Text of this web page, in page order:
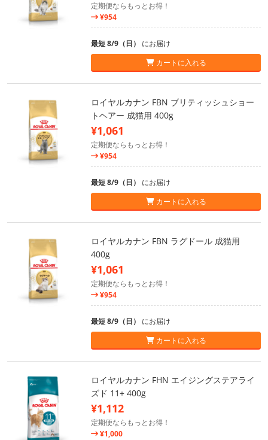
定期便ならもっとお得！
¥954
最短 8/9（日） にお届け
カートに入れる
ロイヤルカナン FBN ブリティッシュショー
トヘアー 成猫用 400g
¥1,061
定期便ならもっとお得！
¥954
最短 8/9（日） にお届け
カートに入れる
ロイヤルカナン FBN ラグドール 成猫用
400g
¥1,061
定期便ならもっとお得！
¥954
最短 8/9（日） にお届け
カートに入れる
ロイヤルカナン FHN エイジングステアライ
ズド 11+ 400g
¥1,112
定期便ならもっとお得！
¥1,000